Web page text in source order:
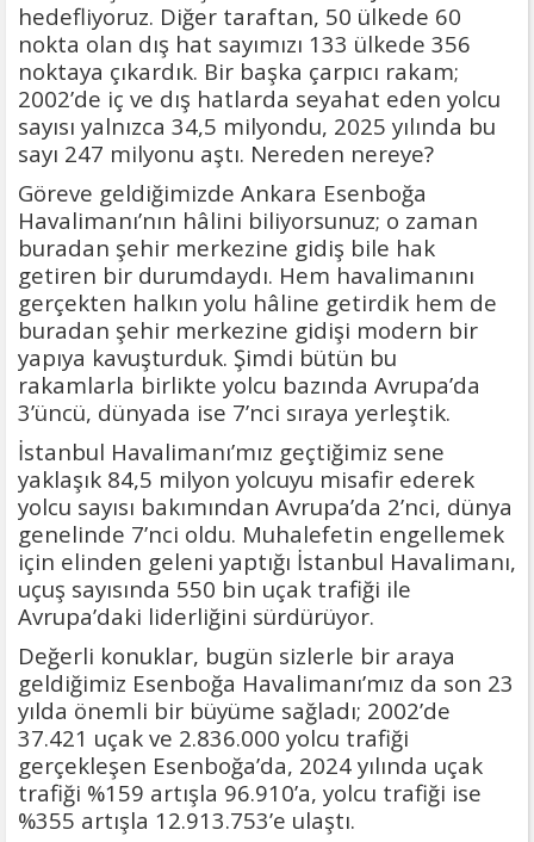
hedefliyoruz. Diğer taraftan, 50 ülkede 60
nokta olan dış hat sayımızı 133 ülkede 356
noktaya çıkardık. Bir başka çarpıcı rakam;
2002’de iç ve dış hatlarda seyahat eden yolcu
sayısı yalnızca 34,5 milyondu, 2025 yılında bu
sayı 247 milyonu aştı. Nereden nereye?
Göreve geldiğimizde Ankara Esenboğa
Havalimanı’nın hâlini biliyorsunuz; o zaman
buradan şehir merkezine gidiş bile hak
getiren bir durumdaydı. Hem havalimanını
gerçekten halkın yolu hâline getirdik hem de
buradan şehir merkezine gidişi modern bir
yapıya kavuşturduk. Şimdi bütün bu
rakamlarla birlikte yolcu bazında Avrupa’da
3’üncü, dünyada ise 7’nci sıraya yerleştik.
İstanbul Havalimanı’mız geçtiğimiz sene
yaklaşık 84,5 milyon yolcuyu misafir ederek
yolcu sayısı bakımından Avrupa’da 2’nci, dünya
genelinde 7’nci oldu. Muhalefetin engellemek
için elinden geleni yaptığı İstanbul Havalimanı,
uçuş sayısında 550 bin uçak trafiği ile
Avrupa’daki liderliğini sürdürüyor.
Değerli konuklar, bugün sizlerle bir araya
geldiğimiz Esenboğa Havalimanı’mız da son 23
yılda önemli bir büyüme sağladı; 2002’de
37.421 uçak ve 2.836.000 yolcu trafiği
gerçekleşen Esenboğa’da, 2024 yılında uçak
trafiği %159 artışla 96.910’a, yolcu trafiği ise
%355 artışla 12.913.753’e ulaştı.